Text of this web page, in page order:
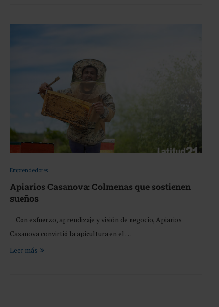
Emprendedores
Apiarios Casanova: Colmenas que sostienen
sueños
Con esfuerzo, aprendizaje y visión de negocio, Apiarios
Casanova convirtió la apicultura en el …
Leer más